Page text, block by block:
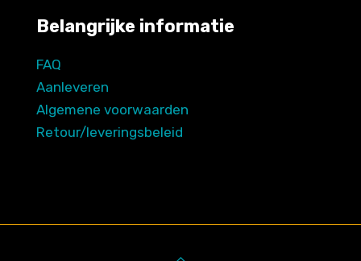
Belangrijke informatie
FAQ
Aanleveren
Algemene voorwaarden
Retour/leveringsbeleid